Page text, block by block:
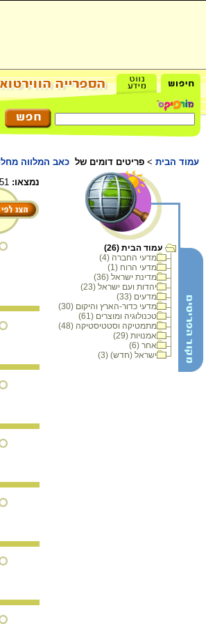
עמוד הבית > פריטים דומים של כאב המלווה
עמוד הבית (26)
מדעי החברה (4)
מדעי הרוח (1)
מדינת ישראל (36)
יהדות ועם ישראל (23)
מדעים (33)
מדעי כדור-הארץ והיקום (30)
טכנולוגיה ומוצרים (61)
מתמטיקה וסטטיסטיקה (48)
אמנויות (29)
אחר (6)
ישראל (חדש) (3)
נמצאו: